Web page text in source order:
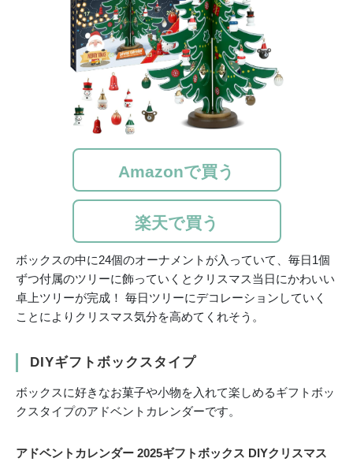
Amazonで買う
楽天で買う
ボックスの中に24個のオーナメントが入っていて、毎日1個
ずつ付属のツリーに飾っていくとクリスマス当日にかわいい
卓上ツリーが完成！ 毎日ツリーにデコレーションしていく
ことによりクリスマス気分を高めてくれそう。
DIYギフトボックスタイプ
ボックスに好きなお菓子や小物を入れて楽しめるギフトボッ
クスタイプのアドベントカレンダーです。
アドベントカレンダー 2025ギフトボックス DIYクリスマス